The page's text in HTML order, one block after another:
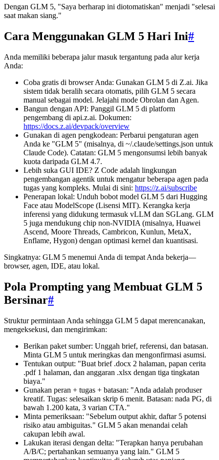
Dengan GLM 5, "Saya berharap ini diotomatiskan" menjadi "selesai
saat makan siang."
Cara Menggunakan GLM 5 Hari Ini#
Anda memiliki beberapa jalur masuk tergantung pada alur kerja
Anda:
Coba gratis di browser Anda: Gunakan GLM 5 di Z.ai. Jika
sistem tidak beralih secara otomatis, pilih GLM 5 secara
manual sebagai model. Jelajahi mode Obrolan dan Agen.
Bangun dengan API: Panggil GLM 5 di platform
pengembang di api.z.ai. Dokumen:
https://docs.z.ai/devpack/overview
Gunakan di agen pengkodean: Perbarui pengaturan agen
Anda ke "GLM 5" (misalnya, di ~/.claude/settings.json untuk
Claude Code). Catatan: GLM 5 mengonsumsi lebih banyak
kuota daripada GLM 4.7.
Lebih suka GUI IDE? Z Code adalah lingkungan
pengembangan agentik untuk mengatur beberapa agen pada
tugas yang kompleks. Mulai di sini: https://z.ai/subscribe
Penerapan lokal: Unduh bobot model GLM 5 dari Hugging
Face atau ModelScope (Lisensi MIT). Kerangka kerja
inferensi yang didukung termasuk vLLM dan SGLang. GLM
5 juga mendukung chip non-NVIDIA (misalnya, Huawei
Ascend, Moore Threads, Cambricon, Kunlun, MetaX,
Enflame, Hygon) dengan optimasi kernel dan kuantisasi.
Singkatnya: GLM 5 menemui Anda di tempat Anda bekerja—
browser, agen, IDE, atau lokal.
Pola Prompting yang Membuat GLM 5
Bersinar#
Struktur permintaan Anda sehingga GLM 5 dapat merencanakan,
mengeksekusi, dan mengirimkan:
Berikan paket sumber: Unggah brief, referensi, dan batasan.
Minta GLM 5 untuk meringkas dan mengonfirmasi asumsi.
Tentukan output: "Buat brief .docx 2 halaman, papan cerita
.pdf 1 halaman, dan anggaran .xlsx dengan tiga tingkatan
biaya."
Gunakan peran + tugas + batasan: "Anda adalah produser
kreatif. Tugas: selesaikan skrip 6 menit. Batasan: nada PG, di
bawah 1.200 kata, 3 varian CTA."
Minta pemeriksaan: "Sebelum output akhir, daftar 5 potensi
risiko atau ambiguitas." GLM 5 akan menandai celah
cakupan lebih awal.
Lakukan iterasi dengan delta: "Terapkan hanya perubahan
A/B/C; pertahankan semuanya yang lain." GLM 5